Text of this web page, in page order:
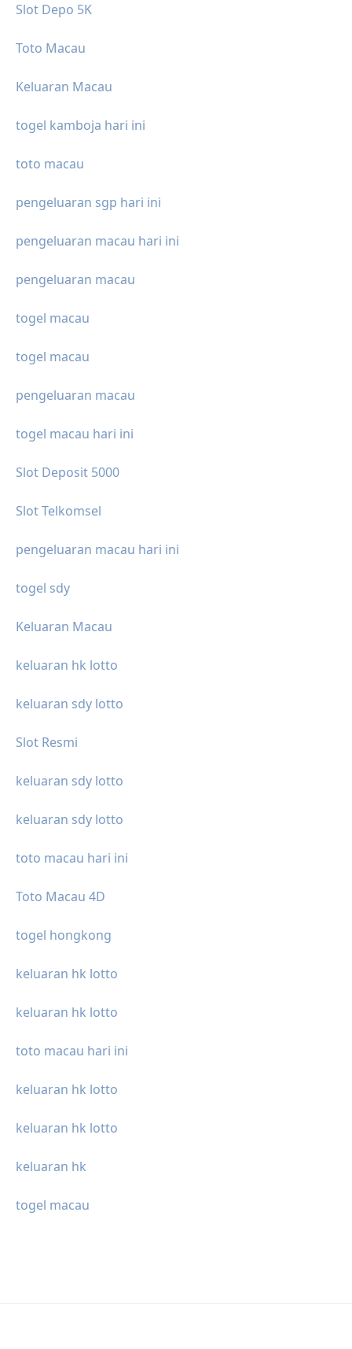
Slot Depo 5K
Toto Macau
Keluaran Macau
togel kamboja hari ini
toto macau
pengeluaran sgp hari ini
pengeluaran macau hari ini
pengeluaran macau
togel macau
togel macau
pengeluaran macau
togel macau hari ini
Slot Deposit 5000
Slot Telkomsel
pengeluaran macau hari ini
togel sdy
Keluaran Macau
keluaran hk lotto
keluaran sdy lotto
Slot Resmi
keluaran sdy lotto
keluaran sdy lotto
toto macau hari ini
Toto Macau 4D
togel hongkong
keluaran hk lotto
keluaran hk lotto
toto macau hari ini
keluaran hk lotto
keluaran hk lotto
keluaran hk
togel macau